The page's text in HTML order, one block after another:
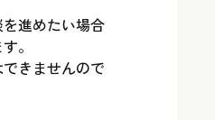
進めたい場合
。
きませんので